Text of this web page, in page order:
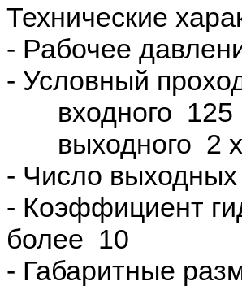
Технические
- Рабочее
- Условный
входного 125
выходного 2 x
- Число
- Коэффициент
более 10
- Габаритные